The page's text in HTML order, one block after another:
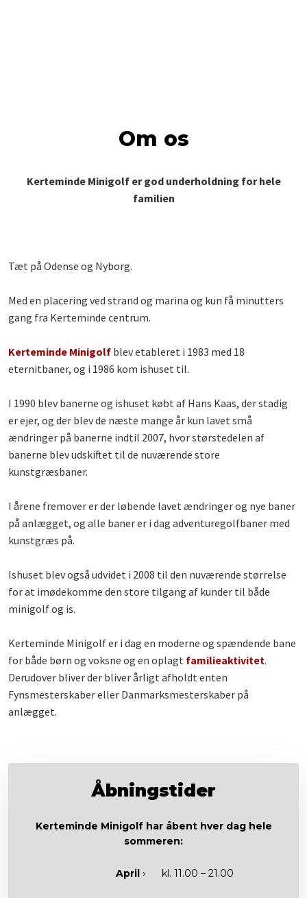
​Om os
Kerteminde Minigolf er god underholdning for hele
familien
Tæt på Odense og Nyborg.
Med en placering ved strand og marina og kun få minutters
gang fra Kerteminde centrum.
Kerteminde Minigolf blev etableret i 1983 med 18
eternitbaner, og i 1986 kom ishuset til.
I 1990 blev banerne og ishuset købt af Hans Kaas, der stadig
er ejer, og der blev de næste mange år kun lavet små
ændringer på banerne indtil 2007, hvor størstedelen af
banerne blev udskiftet til de nuværende store
kunstgræsbaner.
I årene fremover er der løbende lavet ændringer og nye baner
på anlægget, og alle baner er i dag adventuregolfbaner med
kunstgræs på.
Ishuset blev også udvidet i 2008 til den nuværende størrelse
for at imødekomme den store tilgang af kunder til både
minigolf og is.
Kerteminde Minigolf er i dag en moderne og spændende bane
for både børn og voksne og en oplagt familieaktivitet.
Derudover bliver der bliver årligt afholdt enten
Fynsmesterskaber eller Danmarksmesterskaber på
anlægget.
Åbningstider
Kerteminde Minigolf har åbent hver dag hele
sommeren:​​
April › kl. 11.00 – 21.00​